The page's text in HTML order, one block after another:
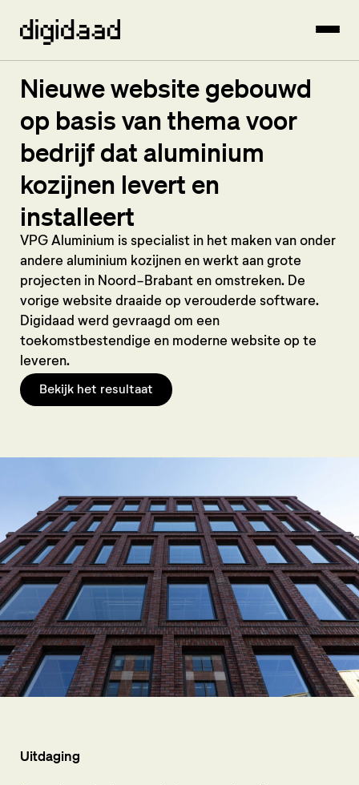
Nieuwe website gebouwd
op basis van thema voor
bedrijf dat aluminium
kozijnen levert en
installeert
VPG Aluminium is specialist in het maken van onder
andere aluminium kozijnen en werkt aan grote
projecten in Noord-Brabant en omstreken. De
vorige website draaide op verouderde software.
Digidaad werd gevraagd om een
toekomstbestendige en moderne website op te
leveren.
Bekijk het resultaat
Uitdaging